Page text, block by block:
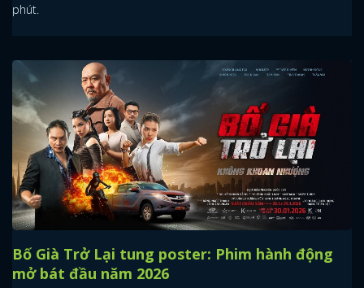
phút.
Bố Già Trở Lại tung poster: Phim hành động
mở bát đầu năm 2026